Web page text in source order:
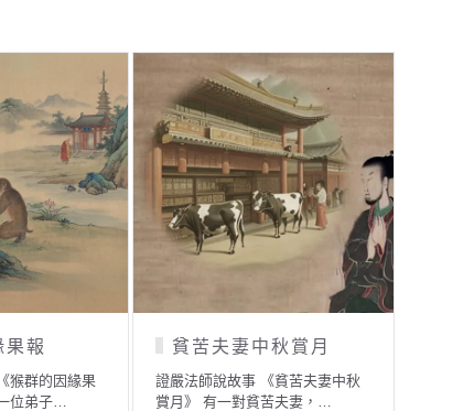
果報
猴群的因緣果
位弟子…
貧苦夫妻中秋賞月
證嚴法師說故事 《貧苦夫妻中秋
賞月》 有一對貧苦夫妻，…